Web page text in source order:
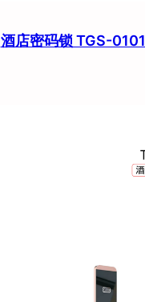
酒店密码锁 TGS-0101